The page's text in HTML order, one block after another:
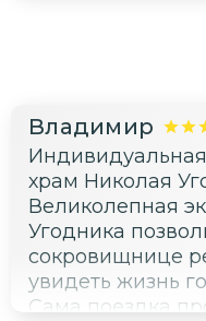
Владимир
храм Николая
Великолепная
Угодника
сокровищнице
увидеть жизнь
Сама поездка